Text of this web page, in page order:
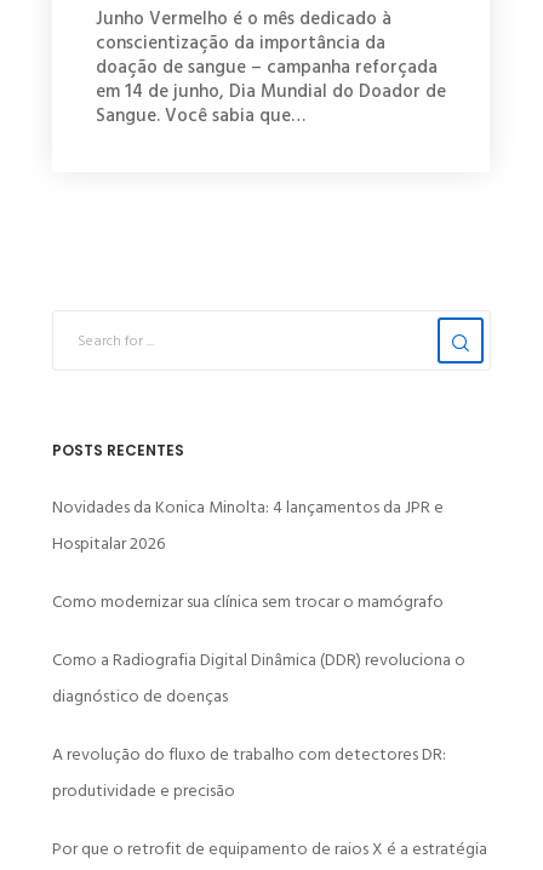
Junho Vermelho é o mês dedicado à
conscientização da importância da
doação de sangue – campanha reforçada
em 14 de junho, Dia Mundial do Doador de
Sangue. Você sabia que…
POSTS RECENTES
Novidades da Konica Minolta: 4 lançamentos da JPR e
Hospitalar 2026
Como modernizar sua clínica sem trocar o mamógrafo
Como a Radiografia Digital Dinâmica (DDR) revoluciona o
diagnóstico de doenças
A revolução do fluxo de trabalho com detectores DR:
produtividade e precisão
Por que o retrofit de equipamento de raios X é a estratégia